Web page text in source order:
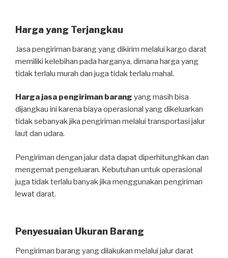
Harga yang Terjangkau
Jasa pengiriman barang yang dikirim melalui kargo darat
memiliki kelebihan pada harganya, dimana harga yang
tidak terlalu murah dan juga tidak terlalu mahal.
Harga jasa pengiriman barang yang masih bisa
dijangkau ini karena biaya operasional yang dikeluarkan
tidak sebanyak jika pengiriman melalui transportasi jalur
laut dan udara.
Pengiriman dengan jalur data dapat diperhitunghkan dan
mengemat pengeluaran. Kebutuhan untuk operasional
juga tidak terlalu banyak jika menggunakan pengiriman
lewat darat.
Penyesuaian Ukuran Barang
Pengiriman barang yang dilakukan melalui jalur darat